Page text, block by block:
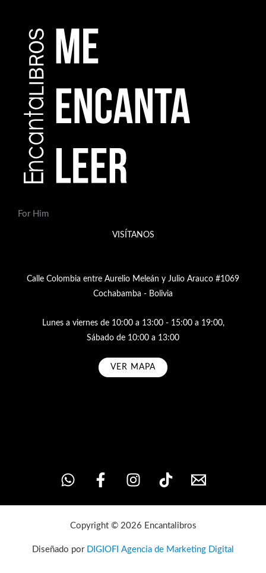
For Him
VISÍTANOS
Calle Colombia entre Aurelio Meleán y Julio Arauco #1069
Cochabamba - Bolivia
Lunes a viernes de 10:00 a 13:00 - 15:00 a 19:00,
Sábado de 10:00 a 13:00
VER MAPA
Copyright © 2026 Encantalibros
Diseñado por DIGIOFI Agencia de Marketing Digital